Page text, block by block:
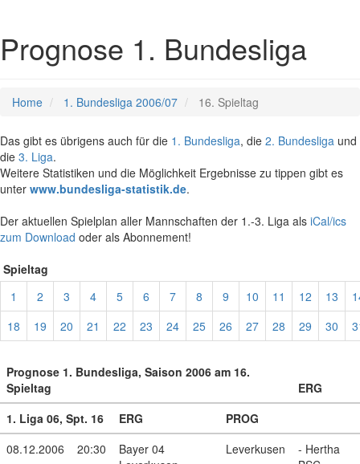
Prognose 1. Bundesliga
Home 1. Bundesliga 2006/07 16. Spieltag
Das gibt es übrigens auch für die 1. Bundesliga, die 2. Bundesliga und
die 3. Liga.
Weitere Statistiken und die Möglichkeit Ergebnisse zu tippen gibt es
unter www.bundesliga-statistik.de.
Der aktuellen Spielplan aller Mannschaften der 1.-3. Liga als iCal/ics
zum Download oder als Abonnement!
Spieltag
1
2 3 4 5 6 7 8 9 10 11 12 13
18
19 20 21 22 23 24 25 26 27 28 29 30
Prognose 1. Bundesliga, Saison 2006 am 16.
Spieltag
ERG
1. Liga 06, Spt. 16
ERG
PROG
08.12.2006
20:30
Bayer 04
Leverkusen
- Hertha